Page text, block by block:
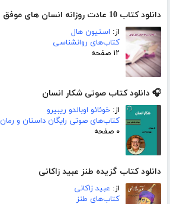
دانلود کتاب 10 عادت روزانه انسان های موفق
از: استیون هال
کتاب‌های روانشناسی
۱۲ صفحه
🎧 دانلود کتاب صوتی شکار انسان
از: خوئائو اوبالدو ریبیرو
کتاب‌های صوتی رایگان داستان و رمان
۰ صفحه
دانلود کتاب گزیده طنز عبید زاکانی
از: عبید زاکانی
کتاب‌های طنز